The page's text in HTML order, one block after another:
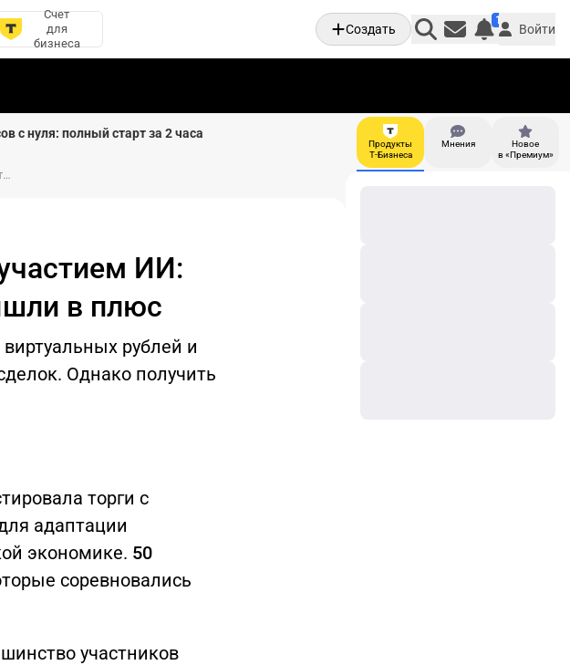
Счет
для
бизнеса
Создать
1
Личные
Войти
с нуля: полный старт за 2 часа
Торговля на Мосбирже с участием ИИ: только 5 команд из 50 вышли в плюс
ИИ:
в плюс
рублей и
Однако получить
торги с
адаптации
экономике. 50
соревновались
участников
Продукты
Т-Бизнеса
Мнения
Новое
в «Премиум»